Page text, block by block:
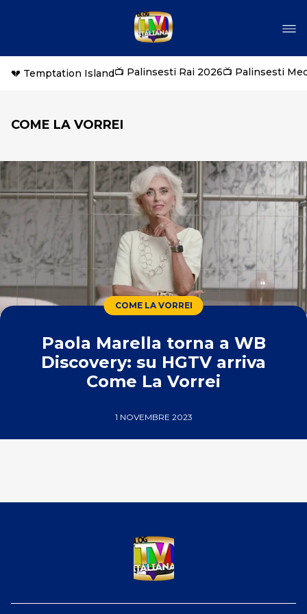
💔 Temptation Island📺 Palinsesti Rai 2026📺 Palinsesti
COME LA VORREI
COME LA VORREI
Paola Marella torna a WB
Discovery: su HGTV arriva
Come La Vorrei
1 NOVEMBRE 2023